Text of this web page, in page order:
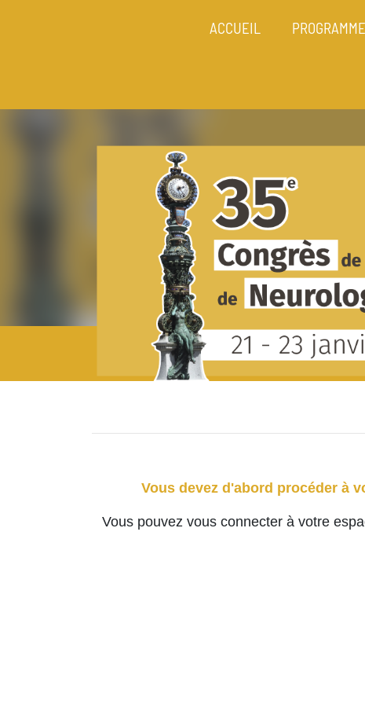
ACCUEIL PROGRAMME
Vous devez d'abord procéder à
Vous pouvez vous connecter à votre